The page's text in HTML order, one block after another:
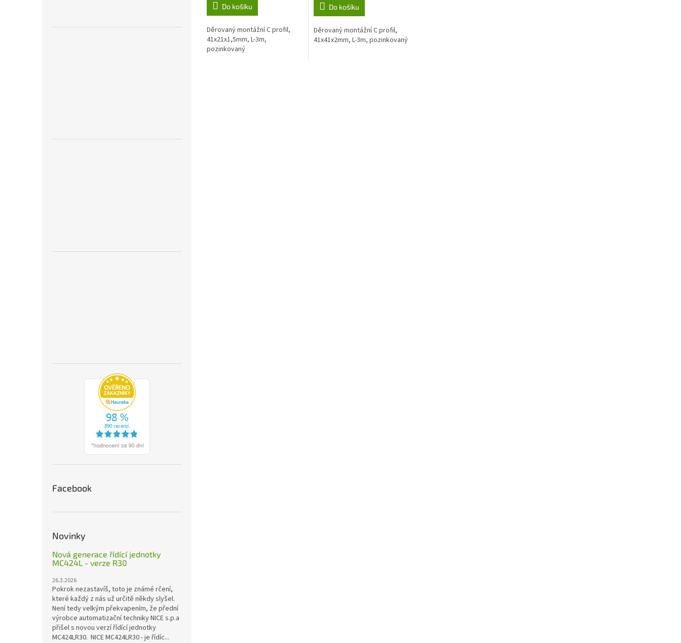
Facebook
Novinky
Nová generace řídící jednotky
MC424L - verze R30
26.3.2026
Pokrok nezastavíš, toto je známé rčení,
které každý z nás už určitě někdy slyšel.
Není tedy velkým překvapením, že přední
výrobce automatizační techniky NICE s.p.a
přišel s novou verzí řídící jednotky
MC424LR30. NICE MC424LR30 - je řídíc...
Do košíku
Děrovaný montážní C profil,
41x21x1,5mm, L-3m,
pozinkovaný
Do košíku
Děrovaný montážní C profil,
41x41x2mm, L-3m, pozinkovaný